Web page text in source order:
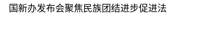
国新办发布会聚焦民族团结进步促进法